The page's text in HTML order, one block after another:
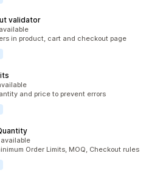
validator
in product, cart and checkout page
and price to prevent errors
Order Limits, MOQ, Checkout rules